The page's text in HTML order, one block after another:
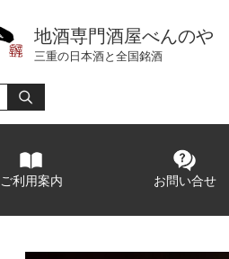
地酒専門酒屋べんのや
三重の日本酒と全国銘酒
ご利用案内 お問い合せ